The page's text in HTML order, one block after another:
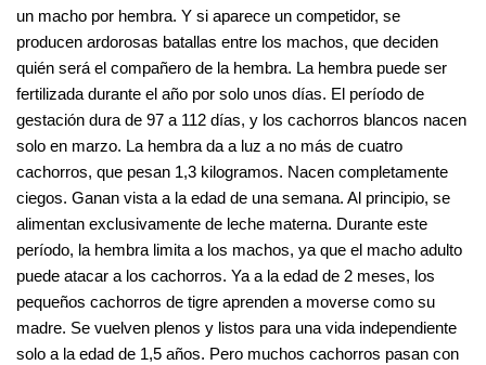
un macho por hembra. Y si aparece un competidor, se
producen ardorosas batallas entre los machos, que deciden
quién será el compañero de la hembra. La hembra puede ser
fertilizada durante el año por solo unos días. El período de
gestación dura de 97 a 112 días, y los cachorros blancos nacen
solo en marzo. La hembra da a luz a no más de cuatro
cachorros, que pesan 1,3 kilogramos. Nacen completamente
ciegos. Ganan vista a la edad de una semana. Al principio, se
alimentan exclusivamente de leche materna. Durante este
período, la hembra limita a los machos, ya que el macho adulto
puede atacar a los cachorros. Ya a la edad de 2 meses, los
pequeños cachorros de tigre aprenden a moverse como su
madre. Se vuelven plenos y listos para una vida independiente
solo a la edad de 1,5 años. Pero muchos cachorros pasan con